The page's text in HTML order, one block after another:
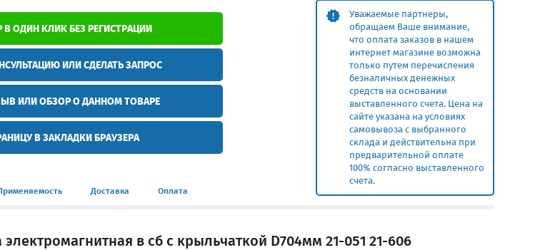
Уважаемые партнеры,
обращаем Ваше внимание,
что оплата заказов в нашем
интернет магазине возможна
только путем перечисления
безналичных денежных
средств на основании
выставленного счета. Цена на
сайте указана на условиях
самовывоза с выбранного
склада и действительна при
предварительной оплате
100% согласно выставленного
счета.
В ОДИН КЛИК БЕЗ РЕГИСТРАЦИИ
ИЛИ СДЕЛАТЬ ЗАПРОС
ИЛИ ОБЗОР О ДАННОМ ТОВАРЕ
В ЗАКЛАДКИ БРАУЗЕРА
Доставка Оплата
в сб с крыльчаткой D704мм 21-051 21-606